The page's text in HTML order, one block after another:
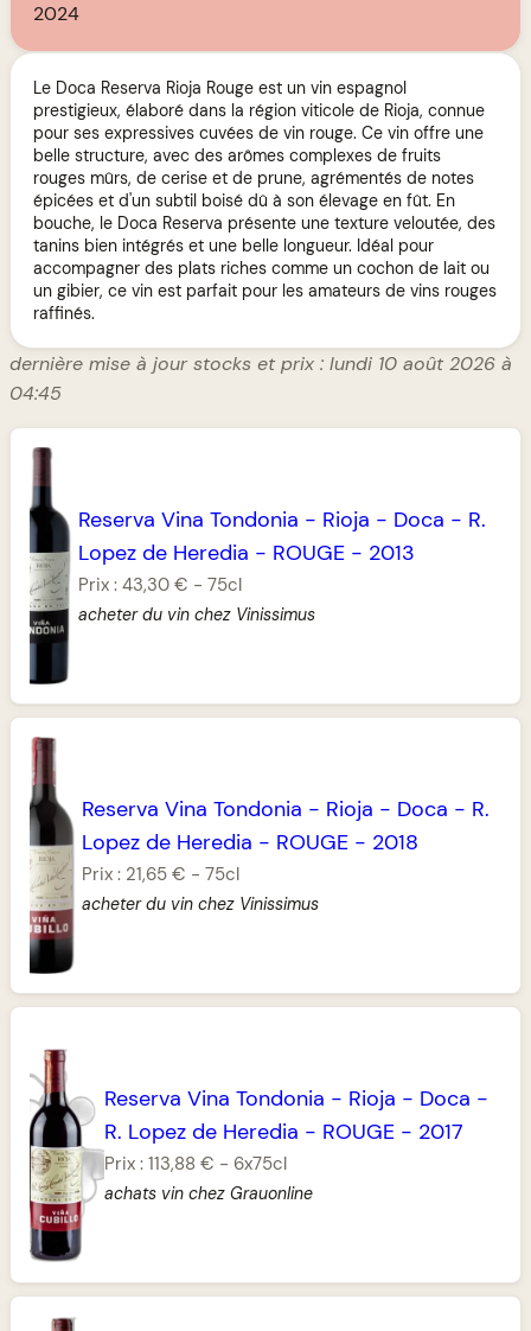
2024
Le Doca Reserva Rioja Rouge est un vin espagnol
prestigieux, élaboré dans la région viticole de Rioja, connue
pour ses expressives cuvées de vin rouge. Ce vin offre une
belle structure, avec des arômes complexes de fruits
rouges mûrs, de cerise et de prune, agrémentés de notes
épicées et d'un subtil boisé dû à son élevage en fût. En
bouche, le Doca Reserva présente une texture veloutée, des
tanins bien intégrés et une belle longueur. Idéal pour
accompagner des plats riches comme un cochon de lait ou
un gibier, ce vin est parfait pour les amateurs de vins rouges
raffinés.
dernière mise à jour stocks et prix : lundi 10 août 2026 à
04:45
Reserva Vina Tondonia - Rioja - Doca - R.
Lopez de Heredia - ROUGE - 2013
Prix :43,30 € -75cl
acheter du vin chez Vinissimus
Reserva Vina Tondonia - Rioja - Doca - R.
Lopez de Heredia - ROUGE- 2018
Prix : 21,65 € - 75cl
acheter du vin chez Vinissimus
Reserva Vina Tondonia - Rioja - Doca -
R. Lopez de Heredia - ROUGE - 2017
Prix :113,88 € - 6x75cl
achats vin chez Grauonline